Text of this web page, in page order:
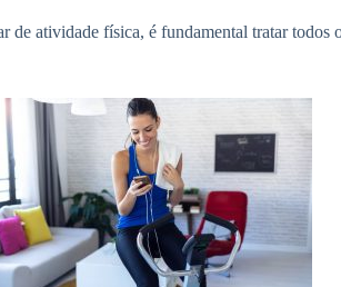
de atividade física, é fundamental tratar todos